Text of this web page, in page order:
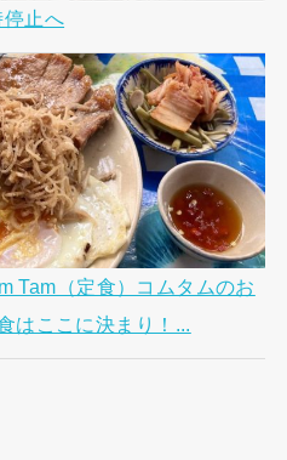
止へ
Tam（定食）コムタムのお
はここに決まり！...